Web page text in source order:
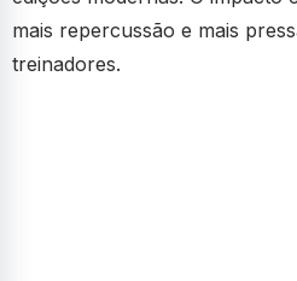
mais repercussão e mais
treinadores.